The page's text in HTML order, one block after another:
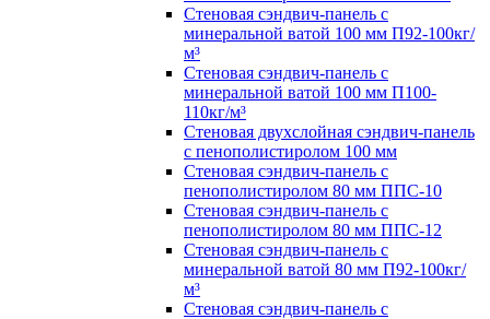
Стеновая сэндвич-панель с
минеральной ватой 100 мм П92-100кг/
м³
Стеновая сэндвич-панель с
минеральной ватой 100 мм П100-
110кг/м³
Стеновая двухслойная сэндвич-панель
с пенополистиролом 100 мм
Стеновая сэндвич-панель с
пенополистиролом 80 мм ППС-10
Стеновая сэндвич-панель с
пенополистиролом 80 мм ППС-12
Стеновая сэндвич-панель с
минеральной ватой 80 мм П92-100кг/
м³
Стеновая сэндвич-панель с